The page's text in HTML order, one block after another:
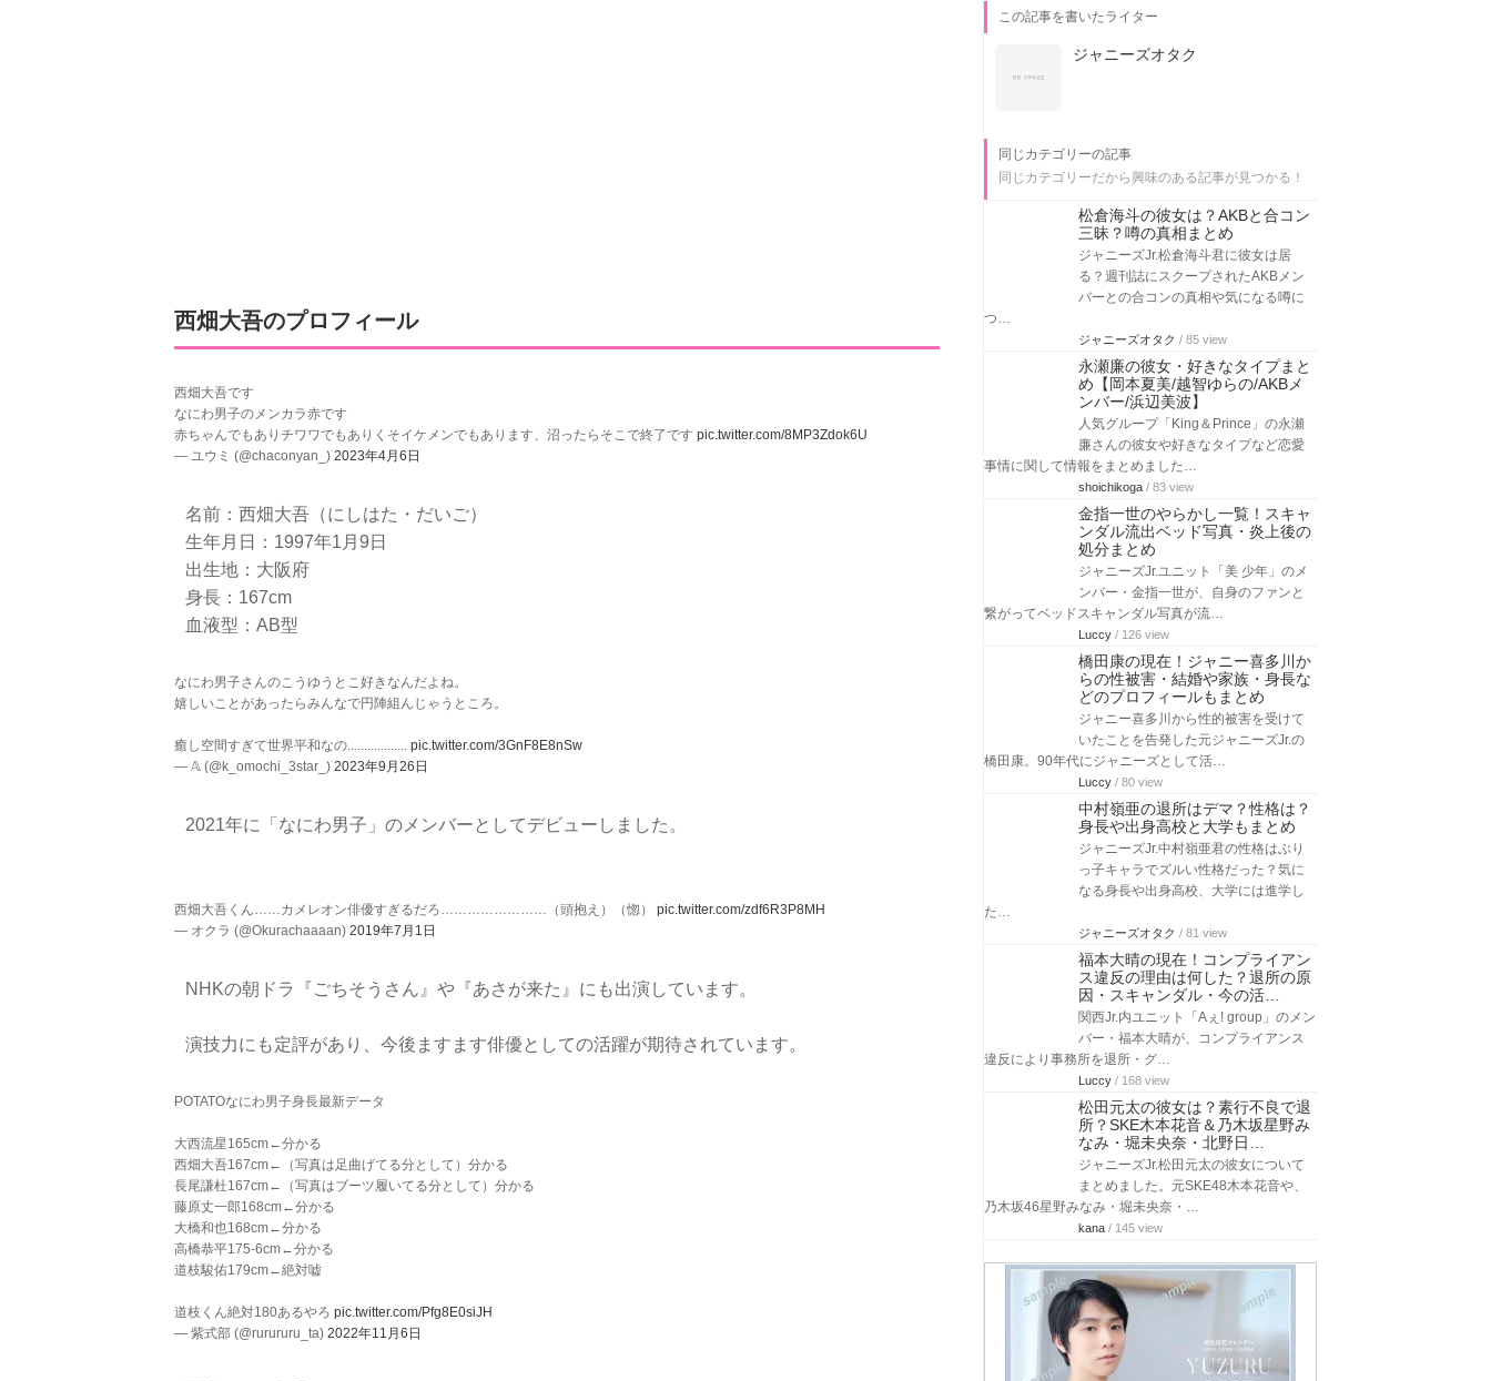
西畑大吾のプロフィール
西畑大吾です
なにわ男子のメンカラ赤です
赤ちゃんでもありチワワでもありくそイケメンでもあります、沼ったらそこで終了です pic.twitter.com/8MP3Zdok6U
— ユウミ (@chaconyan_) 2023年4月6日
名前：西畑大吾（にしはた・だいご）
生年月日：1997年1月9日
出生地：大阪府
身長：167cm
血液型：AB型
なにわ男子さんのこうゆうとこ好きなんだよね。
嬉しいことがあったらみんなで円陣組んじゃうところ。
癒し空間すぎて世界平和なの.................. pic.twitter.com/3GnF8E8nSw
— 𝔸 (@k_omochi_3star_) 2023年9月26日
2021年に「なにわ男子」のメンバーとしてデビューしました。
西畑大吾くん……カメレオン俳優すぎるだろ……………………（頭抱え）（惚） pic.twitter.com/zdf6R3P8MH
— オクラ (@Okurachaaaan) 2019年7月1日
NHKの朝ドラ『ごちそうさん』や『あさが来た』にも出演しています。
演技力にも定評があり、今後ますます俳優としての活躍が期待されています。
POTATOなにわ男子身長最新データ
大西流星165cm←分かる
西畑大吾167cm←（写真は足曲げてる分として）分かる
長尾謙杜167cm←（写真はブーツ履いてる分として）分かる
藤原丈一郎168cm←分かる
大橋和也168cm←分かる
高橋恭平175-6cm←分かる
道枝駿佑179cm←絶対嘘
道枝くん絶対180あるやろ pic.twitter.com/Pfg8E0siJH
— 紫式部 (@rurururu_ta) 2022年11月6日
この記事を書いたライター
ジャニーズオタク
同じカテゴリーの記事
同じカテゴリーだから興味のある記事が見つかる！
松倉海斗の彼女は？AKBと合コン
三昧？噂の真相まとめ
ジャニーズJr.松倉海斗君に彼女は居
る？週刊誌にスクープされたAKBメン
バーとの合コンの真相や気になる噂に
つ…
ジャニーズオタク / 85 view
永瀬廉の彼女・好きなタイプまと
め【岡本夏美/越智ゆらの/AKBメ
ンバー/浜辺美波】
人気グループ「King＆Prince」の永瀬
廉さんの彼女や好きなタイプなど恋愛
事情に関して情報をまとめました…
shoichikoga / 83 view
金指一世のやらかし一覧！スキャ
ンダル流出ベッド写真・炎上後の
処分まとめ
ジャニーズJr.ユニット「美 少年」のメ
ンバー・金指一世が、自身のファンと
繋がってベッドスキャンダル写真が流…
Luccy / 126 view
橋田康の現在！ジャニー喜多川か
らの性被害・結婚や家族・身長な
どのプロフィールもまとめ
ジャニー喜多川から性的被害を受けて
いたことを告発した元ジャニーズJr.の
橋田康。90年代にジャニーズとして活…
Luccy / 80 view
中村嶺亜の退所はデマ？性格は？
身長や出身高校と大学もまとめ
ジャニーズJr.中村嶺亜君の性格はぶり
っ子キャラでズルい性格だった？気に
なる身長や出身高校、大学には進学し
た…
ジャニーズオタク / 81 view
福本大晴の現在！コンプライアン
ス違反の理由は何した？退所の原
因・スキャンダル・今の活…
関西Jr.内ユニット「Aぇ! group」のメン
バー・福本大晴が、コンプライアンス
違反により事務所を退所・グ…
Luccy / 168 view
松田元太の彼女は？素行不良で退
所？SKE木本花音＆乃木坂星野み
なみ・堀未央奈・北野日…
ジャニーズJr.松田元太の彼女について
まとめました。元SKE48木本花音や、
乃木坂46星野みなみ・堀未央奈・…
kana / 145 view